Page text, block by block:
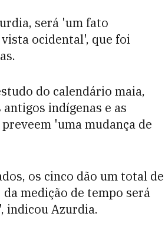
será 'um fato
ocidental', que foi
do calendário maia,
indígenas e as
'uma mudança de
os cinco dão um total de
medição de tempo será
indicou Azurdia.